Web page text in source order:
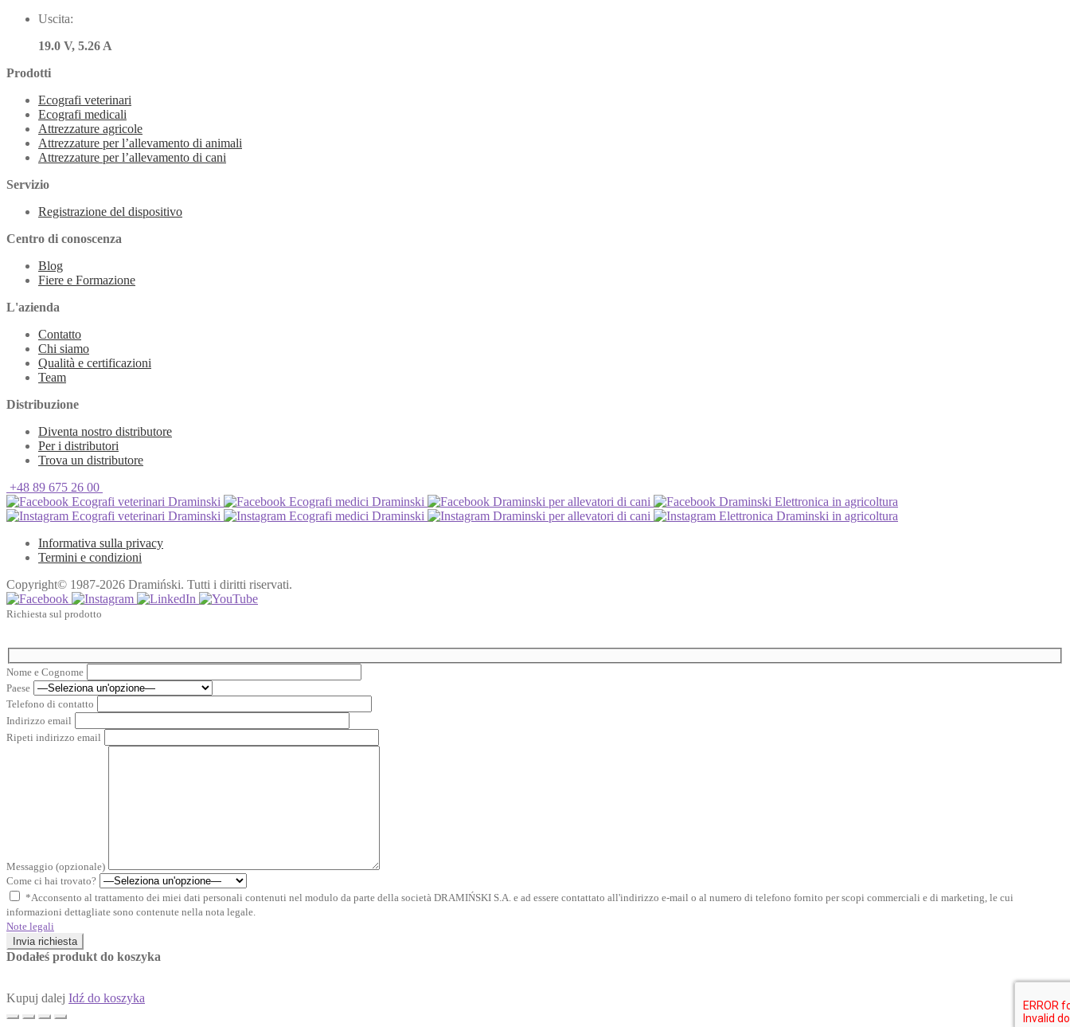
Uscita:
19.0 V, 5.26 A
Prodotti
Ecografi veterinari
Ecografi medicali
Attrezzature agricole
Attrezzature per l’allevamento di animali
Attrezzature per l’allevamento di cani
Servizio
Registrazione del dispositivo
Centro di conoscenza
Blog
Fiere e Formazione
L'azienda
Contatto
Chi siamo
Qualità e certificazioni
Team
Distribuzione
Diventa nostro distributore
Per i distributori
Trova un distributore
+48 89 675 26 00
Ecografi veterinari Draminski
Ecografi medici Draminski Draminski per allevatori di cani
Draminski Elettronica in agricoltura
Ecografi veterinari Draminski
Ecografi medici Draminski Draminski per allevatori di cani
Elettronica Draminski in agricoltura
Informativa sulla privacy
Termini e condizioni
Copyright© 1987-2026 Dramiński. Tutti i diritti riservati.
Richiesta sul prodotto
Nome e Cognome
Paese
Telefono di contatto
Indirizzo email
Ripeti indirizzo email
Messaggio (opzionale)
Come ci hai trovato?
*Acconsento al trattamento dei miei dati personali contenuti nel modulo da parte della società DRAMIŃSKI S.A. e ad essere contattato all'indirizzo e-mail o al numero di telefono fornito per scopi commerciali e di marketing, le cui
informazioni dettagliate sono contenute nella nota legale.
Note legali
Invia richiesta
Dodałeś produkt do koszyka
Kupuj dalej Idź do koszyka